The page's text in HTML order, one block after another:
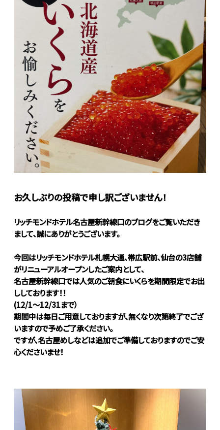
お久しぶりの投稿で申し訳ございません！
リッチモンドホテル名古屋新幹線口のブログをご覧いただき
まして、誠にありがとうございます。
今回はリッチモンドホテル札幌大通、帯広駅前、仙台の3店舗
がリニューアルオープンしたご案内として、
名古屋新幹線口では人気のご朝食にいくらを期間限定でお出
ししております！！
(12/1～12/31まで）
期間中は毎日ご用意しておりますが、無くなり次第終了でござ
いますので予めご了承ください。
ですが、名古屋めしなどは追加でご準備しておりますのでご安
心くださいませ！